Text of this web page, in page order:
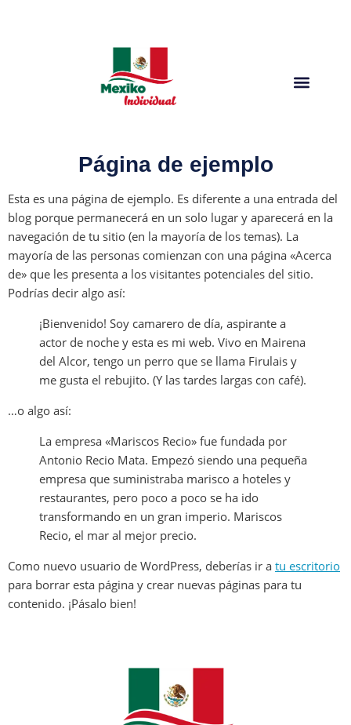
Página de ejemplo
Esta es una página de ejemplo. Es diferente a una entrada del
blog porque permanecerá en un solo lugar y aparecerá en la
navegación de tu sitio (en la mayoría de los temas). La
mayoría de las personas comienzan con una página «Acerca
de» que les presenta a los visitantes potenciales del sitio.
Podrías decir algo así:
¡Bienvenido! Soy camarero de día, aspirante a
actor de noche y esta es mi web. Vivo en Mairena
del Alcor, tengo un perro que se llama Firulais y
me gusta el rebujito. (Y las tardes largas con café).
…o algo así:
La empresa «Mariscos Recio» fue fundada por
Antonio Recio Mata. Empezó siendo una pequeña
empresa que suministraba marisco a hoteles y
restaurantes, pero poco a poco se ha ido
transformando en un gran imperio. Mariscos
Recio, el mar al mejor precio.
Como nuevo usuario de WordPress, deberías ir a tu escritorio
para borrar esta página y crear nuevas páginas para tu
contenido. ¡Pásalo bien!